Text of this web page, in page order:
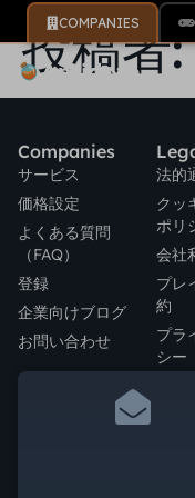
COMPANIES
投稿
Companies
サービス
価格設定
よくある質問
（FAQ）
登録
企業向けブログ
お問い合わせ
法的
クッ
ポリ
会社
プレ
約
プラ
シー